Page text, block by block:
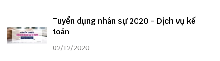
Tuyển dụng nhân sự 2020 - Dịch vụ kế
toán
02/12/2020